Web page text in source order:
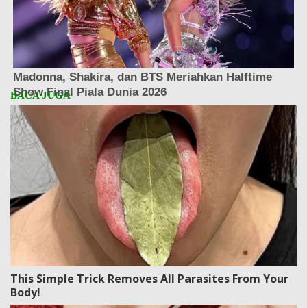
This Simple Trick Removes All Parasites From Your
Body!